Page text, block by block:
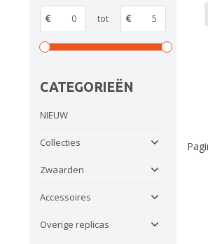
€ tot €
CATEGORIEËN
NIEUW
Collecties
Zwaarden
Accessoires
Overige replicas